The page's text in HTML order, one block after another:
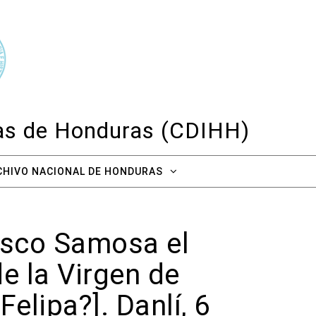
de Honduras (CDIHH)
NACIONAL DE HONDURAS
Samosa el
la Virgen de
Danlí, 6